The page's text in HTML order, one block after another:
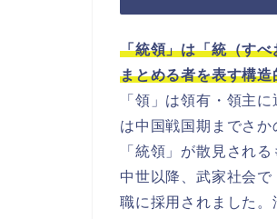
「統領」は「統（す
まとめる者を表す構
「領」は領有・領主
は中国戦国期までさ
「統領」が散見され
中世以降、武家社会
職に採用されました